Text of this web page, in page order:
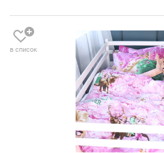
в список